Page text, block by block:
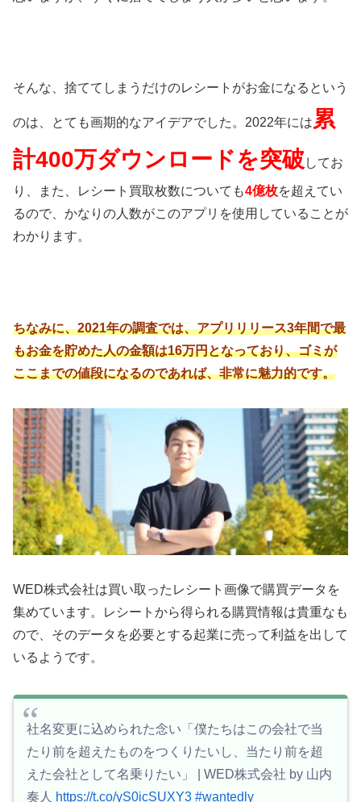
そんな、捨ててしまうだけのレシートがお金になるという
のは、とても画期的なアイデアでした。2022年には 累
計400万ダウンロードを突破 してお
り、また、レシート買取枚数についても4億枚を超えてい
るので、かなりの人数がこのアプリを使用していることが
わかります。
ちなみに、2021年の調査では、アプリリリース3年間で最
もお金を貯めた人の金額は16万円となっており、ゴミが
ここまでの値段になるのであれば、非常に魅力的です。
WED株式会社は買い取ったレシート画像で購買データを
集めています。レシートから得られる購買情報は貴重なも
ので、そのデータを必要とする起業に売って利益を出して
いるようです。
社名変更に込められた念い「僕たちはこの会社で当
たり前を超えたものをつくりたいし、当たり前を超
えた会社として名乗りたい」 | WED株式会社 by 山内
奏人 https://t.co/yS0icSUXY3 #wantedly